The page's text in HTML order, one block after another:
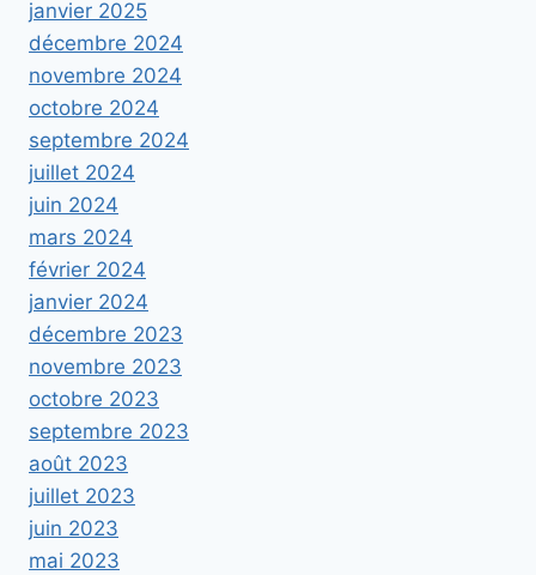
janvier 2025
décembre 2024
novembre 2024
octobre 2024
septembre 2024
juillet 2024
juin 2024
mars 2024
février 2024
janvier 2024
décembre 2023
novembre 2023
octobre 2023
septembre 2023
août 2023
juillet 2023
juin 2023
mai 2023